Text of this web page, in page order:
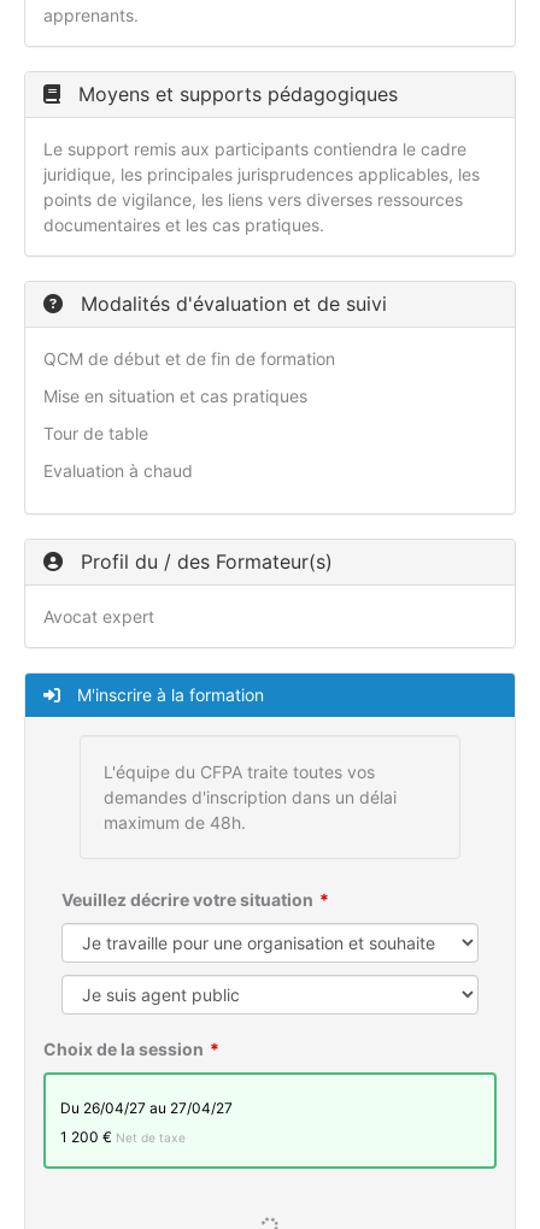
apprenants.
Moyens et supports pédagogiques
Le support remis aux participants contiendra le cadre
juridique, les principales jurisprudences applicables, les
points de vigilance, les liens vers diverses ressources
documentaires et les cas pratiques.
Modalités d'évaluation et de suivi
QCM de début et de fin de formation
Mise en situation et cas pratiques
Tour de table
Evaluation à chaud
Profil du / des Formateur(s)
Avocat expert
M'inscrire à la formation
L'équipe du CFPA traite toutes vos
demandes d'inscription dans un délai
maximum de 48h.
Veuillez décrire votre situation
Choix de la session
du 26/04/27 au 27/04/27
1 200 € Net de taxe